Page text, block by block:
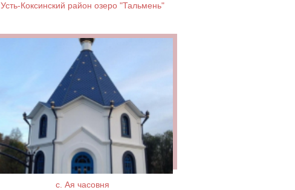
Усть-Коксинский район озеро "Тальмень"
с. Ая часовня